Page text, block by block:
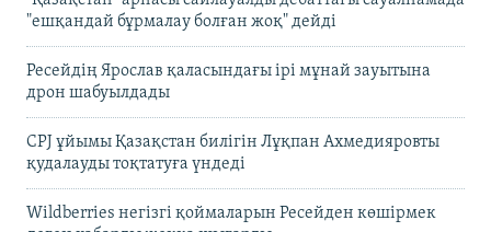
"ешқандай бұрмалау болған жоқ" дейді
Ресейдің Ярослав қаласындағы ірі мұнай зауытына
дрон шабуылдады
CPJ ұйымы Қазақстан билігін Лұқпан Ахмедияровты
қудалауды тоқтатуға үндеді
Wildberries негізгі қоймаларын Ресейден көшірмек